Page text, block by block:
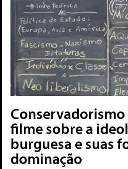
Conservadorismo
filme sobre a
burguesa e suas
dominação